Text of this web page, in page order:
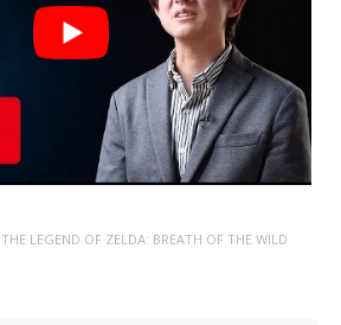
THE LEGEND OF ZELDA: BREATH OF THE WILD